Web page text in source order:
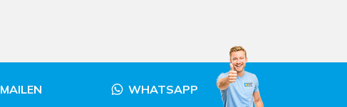
MAILEN WHATSAPP